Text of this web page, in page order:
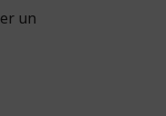
un